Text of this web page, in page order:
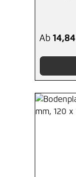
Ab